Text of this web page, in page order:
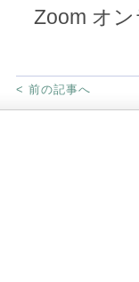
Zoom オ
< 前の記事へ